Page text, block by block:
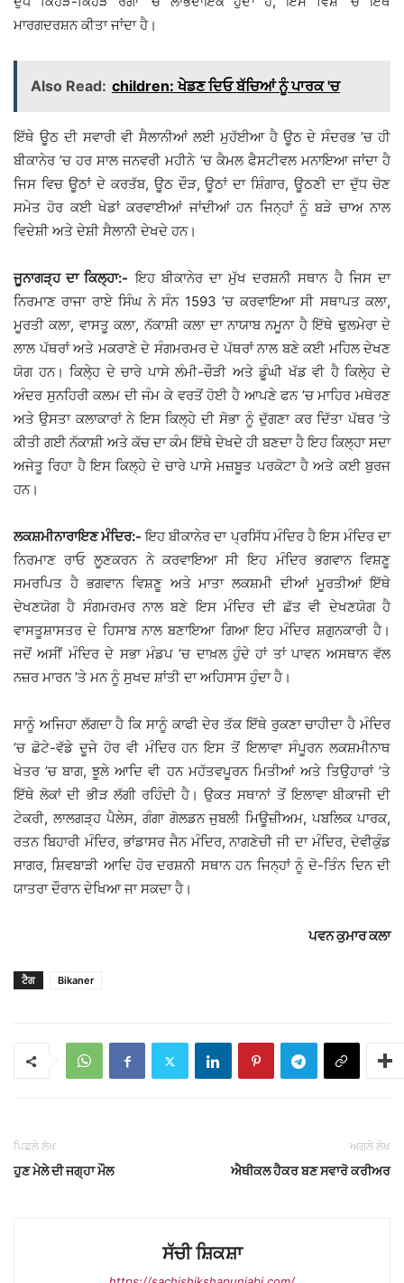
ਮਾਰਗਦਰਸ਼ਨ ਕੀਤਾ ਜਾਂਦਾ ਹੈ।
Also Read: children: ਖੇਡਣ ਦਿਓ ਬੱਚਿਆਂ ਨੂੰ ਪਾਰਕ 'ਚ
ਇੱਥੇ ਊਠ ਦੀ ਸਵਾਰੀ ਵੀ ਸੈਲਾਨੀਆਂ ਲਈ ਮੁਹੱਈਆ ਹੈ ਊਠ ਦੇ ਸੰਦਰਭ ’ਚ ਹੀ
ਬੀਕਾਨੇਰ ’ਚ ਹਰ ਸਾਲ ਜਨਵਰੀ ਮਹੀਨੇ ’ਚ ਕੈਮਲ ਫੈਸਟੀਵਲ ਮਨਾਇਆ ਜਾਂਦਾ ਹੈ
ਜਿਸ ਵਿਚ ਊਠਾਂ ਦੇ ਕਰਤੱਬ, ਊਠ ਦੌੜ, ਊਠਾਂ ਦਾ ਸ਼ਿੰਗਾਰ, ਊਠਣੀ ਦਾ ਦੁੱਧ ਚੋਣ
ਸਮੇਤ ਹੋਰ ਕਈ ਖੇਡਾਂ ਕਰਵਾਈਆਂ ਜਾਂਦੀਆਂ ਹਨ ਜਿਨ੍ਹਾਂ ਨੂੰ ਬੜੇ ਚਾਅ ਨਾਲ
ਵਿਦੇਸ਼ੀ ਅਤੇ ਦੇਸ਼ੀ ਸੈਲਾਨੀ ਦੇਖਦੇ ਹਨ।
ਜੂਨਾਗੜ੍ਹ ਦਾ ਕਿਲ੍ਹਾ:- ਇਹ ਬੀਕਾਨੇਰ ਦਾ ਮੁੱਖ ਦਰਸ਼ਨੀ ਸਥਾਨ ਹੈ ਜਿਸ ਦਾ
ਨਿਰਮਾਣ ਰਾਜਾ ਰਾਏ ਸਿੰਘ ਨੇ ਸੰਨ 1593 ’ਚ ਕਰਵਾਇਆ ਸੀ ਸਥਾਪਤ ਕਲਾ,
ਮੂਰਤੀ ਕਲਾ, ਵਾਸਤੂ ਕਲਾ, ਨੱਕਾਸ਼ੀ ਕਲਾ ਦਾ ਨਾਯਾਬ ਨਮੂਨਾ ਹੈ ਇੱਥੇ ਢੁਲਮੇਰਾ ਦੇ
ਲਾਲ ਪੱਥਰਾਂ ਅਤੇ ਮਕਰਾਣੇ ਦੇ ਸੰਗਮਰਮਰ ਦੇ ਪੱਥਰਾਂ ਨਾਲ ਬਣੇ ਕਈ ਮਹਿਲ ਦੇਖਣ
ਯੋਗ ਹਨ। ਕਿਲੇ੍ਹ ਦੇ ਚਾਰੇ ਪਾਸੇ ਲੰਮੀ-ਚੌੜੀ ਅਤੇ ਡੂੰਘੀ ਖੱਡ ਵੀ ਹੈ ਕਿਲੇ੍ਹ ਦੇ
ਅੰਦਰ ਸੁਨਹਿਰੀ ਕਲਮ ਦੀ ਜੰਮ ਕੇ ਵਰਤੋਂ ਹੋਈ ਹੈ ਆਪਣੇ ਫਨ ’ਚ ਮਾਹਿਰ ਮਥੇਰਣ
ਅਤੇ ਉਸਤਾ ਕਲਾਕਾਰਾਂ ਨੇ ਇਸ ਕਿਲ੍ਹੇ ਦੀ ਸੋਭਾ ਨੂੰ ਦੁੱਗਣਾ ਕਰ ਦਿੱਤਾ ਪੱਥਰ ’ਤੇ
ਕੀਤੀ ਗਈ ਨੱਕਾਸ਼ੀ ਅਤੇ ਕੱਚ ਦਾ ਕੰਮ ਇੱਥੇ ਦੇਖਦੇ ਹੀ ਬਣਦਾ ਹੈ ਇਹ ਕਿਲ੍ਹਾ ਸਦਾ
ਅਜੇਤੂ ਰਿਹਾ ਹੈ ਇਸ ਕਿਲ੍ਹੇ ਦੇ ਚਾਰੇ ਪਾਸੇ ਮਜ਼ਬੂਤ ਪਰਕੋਟਾ ਹੈ ਅਤੇ ਕਈ ਬੁਰਜ
ਹਨ।
ਲਕਸ਼ਮੀਨਾਰਾਇਣ ਮੰਦਿਰ:- ਇਹ ਬੀਕਾਨੇਰ ਦਾ ਪ੍ਰਸਿੱਧ ਮੰਦਿਰ ਹੈ ਇਸ ਮੰਦਿਰ ਦਾ
ਨਿਰਮਾਣ ਰਾਓ ਲੂਣਕਰਨ ਨੇ ਕਰਵਾਇਆ ਸੀ ਇਹ ਮੰਦਿਰ ਭਗਵਾਨ ਵਿਸ਼ਣੂ
ਸਮਰਪਿਤ ਹੈ ਭਗਵਾਨ ਵਿਸ਼ਣੂ ਅਤੇ ਮਾਤਾ ਲਕਸ਼ਮੀ ਦੀਆਂ ਮੂਰਤੀਆਂ ਇੱਥੇ
ਦੇਖਣਯੋਗ ਹੈ ਸੰਗਮਰਮਰ ਨਾਲ ਬਣੇ ਇਸ ਮੰਦਿਰ ਦੀ ਛੱਤ ਵੀ ਦੇਖਣਯੋਗ ਹੈ
ਵਾਸਤੂਸ਼ਾਸਤਰ ਦੇ ਹਿਸਾਬ ਨਾਲ ਬਣਾਇਆ ਗਿਆ ਇਹ ਮੰਦਿਰ ਸ਼ਗੁਨਕਾਰੀ ਹੈ।
ਜਦੋਂ ਅਸੀਂ ਮੰਦਿਰ ਦੇ ਸਭਾ ਮੰਡਪ ’ਚ ਦਾਖ਼ਲ ਹੁੰਦੇ ਹਾਂ ਤਾਂ ਪਾਵਨ ਅਸਥਾਨ ਵੱਲ
ਨਜ਼ਰ ਮਾਰਨ ’ਤੇ ਮਨ ਨੂੰ ਸੁਖਦ ਸ਼ਾਂਤੀ ਦਾ ਅਹਿਸਾਸ ਹੁੰਦਾ ਹੈ।
ਸਾਨੂੰ ਅਜਿਹਾ ਲੱਗਦਾ ਹੈ ਕਿ ਸਾਨੂੰ ਕਾਫੀ ਦੇਰ ਤੱਕ ਇੱਥੇ ਰੁਕਣਾ ਚਾਹੀਦਾ ਹੈ ਮੰਦਿਰ
’ਚ ਛੋਟੇ-ਵੱਡੇ ਦੂਜੇ ਹੋਰ ਵੀ ਮੰਦਿਰ ਹਨ ਇਸ ਤੋਂ ਇਲਾਵਾ ਸੰਪੂਰਨ ਲਕਸ਼ਮੀਨਾਥ
ਖੇਤਰ ’ਚ ਬਾਗ, ਝੂਲੇ ਆਦਿ ਵੀ ਹਨ ਮਹੱਤਵਪੂਰਨ ਮਿਤੀਆਂ ਅਤੇ ਤਿਉਹਾਰਾਂ ’ਤੇ
ਇੱਥੇ ਲੋਕਾਂ ਦੀ ਭੀੜ ਲੱਗੀ ਰਹਿੰਦੀ ਹੈ। ਉਕਤ ਸਥਾਨਾਂ ਤੋਂ ਇਲਾਵਾ ਬੀਕਾਜੀ ਦੀ
ਟੇਕਰੀ, ਲਾਲਗੜ੍ਹ ਪੈਲੇਸ, ਗੰਗਾ ਗੋਲਡਨ ਜੁਬਲੀ ਮਿਊਜ਼ੀਅਮ, ਪਬਲਿਕ ਪਾਰਕ,
ਰਤਨ ਬਿਹਾਰੀ ਮੰਦਿਰ, ਭਾਂਡਾਸਰ ਜੈਨ ਮੰਦਿਰ, ਨਾਗਣੇਚੀ ਜੀ ਦਾ ਮੰਦਿਰ, ਦੇਵੀਕੁੰਡ
ਸਾਗਰ, ਸ਼ਿਵਬਾੜੀ ਆਦਿ ਹੋਰ ਦਰਸ਼ਨੀ ਸਥਾਨ ਹਨ ਜਿਨ੍ਹਾਂ ਨੂੰ ਦੋ-ਤਿੰਨ ਦਿਨ ਦੀ
ਯਾਤਰਾ ਦੌਰਾਨ ਦੇਖਿਆ ਜਾ ਸਕਦਾ ਹੈ।
ਪਵਨ ਕੁਮਾਰ ਕਲਾ
ਟੈਗ Bikaner
ਪਿਛਲੇ ਲੇਖ
ਹੁਣ ਮੇਲੇ ਦੀ ਜਗ੍ਹਾ ਮੌਲ
ਅਗਲੇ ਲੇਖ
ਐਥੀਕਲ ਹੈਕਰ ਬਣ ਸਵਾਰੋ ਕਰੀਅਰ
ਸੱਚੀ ਸ਼ਿਕਸ਼ਾ